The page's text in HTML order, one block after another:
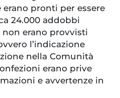
pronti per essere
24.000 addobbi
erano provvisti
l’indicazione
nella Comunità
erano prive
e avvertenze in